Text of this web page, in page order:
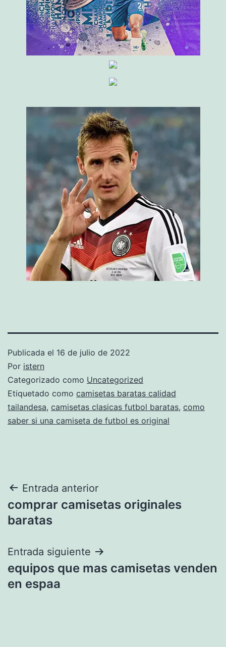
Publicada el 16 de julio de 2022
Por istern
Categorizado como Uncategorized
Etiquetado como camisetas baratas calidad
tailandesa, camisetas clasicas futbol baratas, como
saber si una camiseta de futbol es original
Navegación
de
Entrada anterior
comprar camisetas originales
baratas
Entrada siguiente
equipos que mas camisetas venden
en espaa